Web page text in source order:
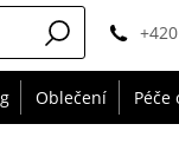
Oblečení Péče